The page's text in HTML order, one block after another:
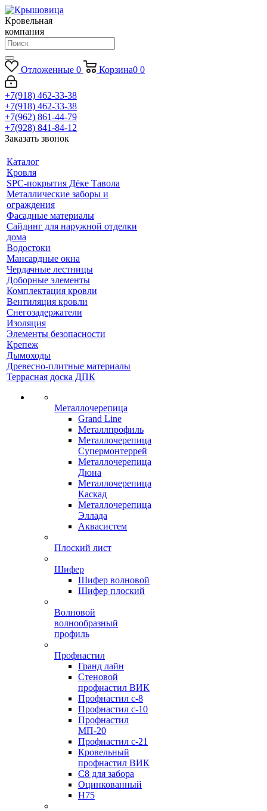
Кровельная
компания
Отложенные 0 Корзина0 0
+7(918) 462-33-38
+7(918) 462-33-38
+7(962) 861-44-79
+7(928) 841-84-12
Заказать звонок
Каталог
Кровля
SPC-покрытия Дёке Тавола
Металлические заборы и
ограждения
Фасадные материалы
Сайдинг для наружной отделки
дома
Водостоки
Мансардные окна
Чердачные лестницы
Доборные элементы
Комплектация кровли
Вентиляция кровли
Снегозадержатели
Изоляция
Элементы безопасности
Крепеж
Дымоходы
Древесно-плитные материалы
Террасная доска ДПК
Металлочерепица
Grand Line
Металлпрофиль
Металлочерепица
Супермонтеррей
Металлочерепица
Дюна
Металлочерепица
Каскад
Металлочерепица
Эллада
Аквасистем
Плоский лист
Шифер
Шифер волновой
Шифер плоский
Волновой
волнообразный
профиль
Профнастил
Гранд лайн
Стеновой
профнастил ВИК
Профнастил с-8
Профнастил с-10
Профнастил
МП-20
Профнастил с-21
Кровельный
профнастил ВИК
С8 для забора
Оцинкованный
Н75